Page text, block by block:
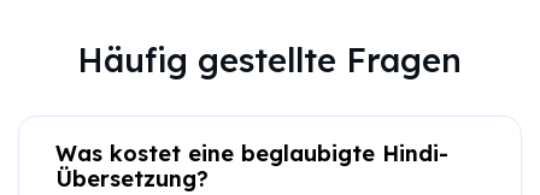
Häufig gestellte Fragen
Was kostet eine beglaubigte Hindi-
Übersetzung?